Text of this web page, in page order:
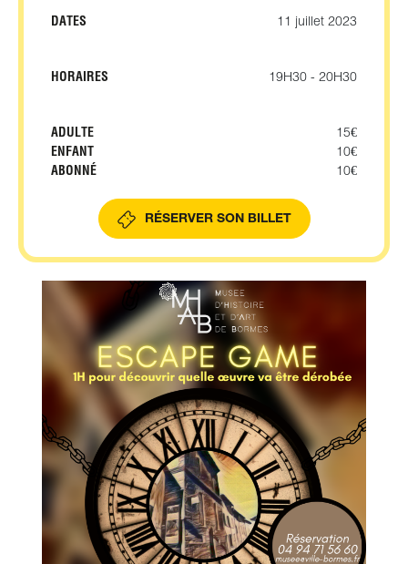
DATES 11 juillet 2023
HORAIRES 19H30 - 20H30
ADULTE
15€
ENFANT
10€
ABONNÉ
10€
RÉSERVER SON BILLET